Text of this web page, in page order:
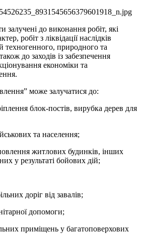
залученi до виконання робiт, якi
робiт з лiквiдацiї наслiдкiв
техногенного, природного та
до заходiв iз забезпечення
економiки та
може залучатися до:
блок-постiв, вирубка дерев для
та населення;
житлових будинкiв, iнших
у результатi бойових дiй;
дорiг вiд завалiв;
допомоги;
примiщень у багатоповерхових